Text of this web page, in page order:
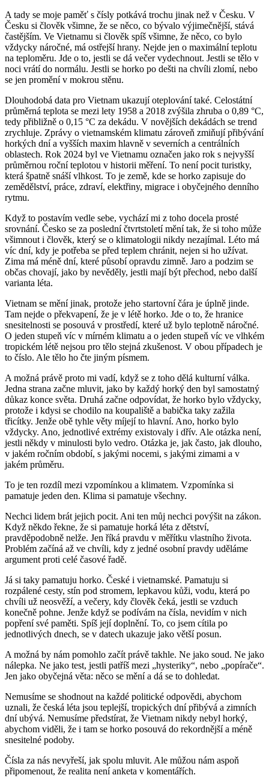
A tady se moje paměť s čísly potkává trochu jinak než v Česku. V
Česku si člověk všimne, že se něco, co bývalo výjimečnější, stává
častějším. Ve Vietnamu si člověk spíš všimne, že něco, co bylo
vždycky náročné, má ostřejší hrany. Nejde jen o maximální teplotu
na teploměru. Jde o to, jestli se dá večer vydechnout. Jestli se tělo v
noci vrátí do normálu. Jestli se horko po dešti na chvíli zlomí, nebo
se jen promění v mokrou stěnu.
Dlouhodobá data pro Vietnam ukazují oteplování také. Celostátní
průměrná teplota se mezi lety 1958 a 2018 zvýšila zhruba o 0,89 °C,
tedy přibližně o 0,15 °C za dekádu. V novějších dekádách se trend
zrychluje. Zprávy o vietnamském klimatu zároveň zmiňují přibývání
horkých dní a vyšších maxim hlavně v severních a centrálních
oblastech. Rok 2024 byl ve Vietnamu označen jako rok s nejvyšší
průměrnou roční teplotou v historii měření. To není pocit turistky,
která špatně snáší vlhkost. To je země, kde se horko zapisuje do
zemědělství, práce, zdraví, elektřiny, migrace i obyčejného denního
rytmu.
Když to postavím vedle sebe, vychází mi z toho docela prosté
srovnání. Česko se za poslední čtvrtstoletí mění tak, že si toho může
všimnout i člověk, který se o klimatologii nikdy nezajímal. Léto má
víc dní, kdy je potřeba se před teplem chránit, nejen si ho užívat.
Zima má méně dní, které působí opravdu zimně. Jaro a podzim se
občas chovají, jako by nevěděly, jestli mají být přechod, nebo další
varianta léta.
Vietnam se mění jinak, protože jeho startovní čára je úplně jinde.
Tam nejde o překvapení, že je v létě horko. Jde o to, že hranice
snesitelnosti se posouvá v prostředí, které už bylo teplotně náročné.
O jeden stupeň víc v mírném klimatu a o jeden stupeň víc ve vlhkém
tropickém létě nejsou pro tělo stejná zkušenost. V obou případech je
to číslo. Ale tělo ho čte jiným písmem.
A možná právě proto mi vadí, když se z toho dělá kulturní válka.
Jedna strana začne mluvit, jako by každý horký den byl samostatný
důkaz konce světa. Druhá začne odpovídat, že horko bylo vždycky,
protože i kdysi se chodilo na koupaliště a babička taky zažila
třicítky. Jenže obě tyhle věty míjejí to hlavní. Ano, horko bylo
vždycky. Ano, jednotlivé extrémy existovaly i dřív. Ale otázka není,
jestli někdy v minulosti bylo vedro. Otázka je, jak často, jak dlouho,
v jakém ročním období, s jakými nocemi, s jakými zimami a v
jakém průměru.
To je ten rozdíl mezi vzpomínkou a klimatem. Vzpomínka si
pamatuje jeden den. Klima si pamatuje všechny.
Nechci lidem brát jejich pocit. Ani ten můj nechci povýšit na zákon.
Když někdo řekne, že si pamatuje horká léta z dětství,
pravděpodobně nelže. Jen říká pravdu v měřítku vlastního života.
Problém začíná až ve chvíli, kdy z jedné osobní pravdy uděláme
argument proti celé časové řadě.
Já si taky pamatuju horko. České i vietnamské. Pamatuju si
rozpálené cesty, stín pod stromem, lepkavou kůži, vodu, která po
chvíli už neosvěží, a večery, kdy člověk čeká, jestli se vzduch
konečně pohne. Jenže když se podívám na čísla, nevidím v nich
popření své paměti. Spíš její doplnění. To, co jsem cítila po
jednotlivých dnech, se v datech ukazuje jako větší posun.
A možná by nám pomohlo začít právě takhle. Ne jako soud. Ne jako
nálepka. Ne jako test, jestli patříš mezi „hysteriky“, nebo „popírače“.
Jen jako obyčejná věta: něco se mění a dá se to dohledat.
Nemusíme se shodnout na každé politické odpovědi, abychom
uznali, že česká léta jsou teplejší, tropických dní přibývá a zimních
dní ubývá. Nemusíme předstírat, že Vietnam nikdy nebyl horký,
abychom viděli, že i tam se horko posouvá do rekordnější a méně
snesitelné podoby.
Čísla za nás nevyřeší, jak spolu mluvit. Ale můžou nám aspoň
připomenout, že realita není anketa v komentářích.